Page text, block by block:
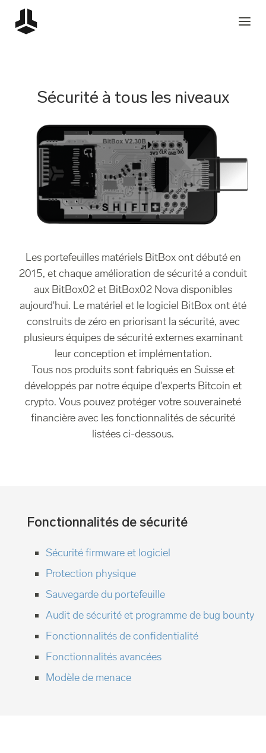
Sécurité à tous les niveaux
Les portefeuilles matériels BitBox ont débuté en
2015, et chaque amélioration de sécurité a conduit
aux BitBox02 et BitBox02 Nova disponibles
aujourd'hui. Le matériel et le logiciel BitBox ont été
construits de zéro en priorisant la sécurité, avec
plusieurs équipes de sécurité externes examinant
leur conception et implémentation.
Tous nos produits sont fabriqués en Suisse et
développés par notre équipe d'experts Bitcoin et
crypto. Vous pouvez protéger votre souveraineté
financière avec les fonctionnalités de sécurité
listées ci-dessous.
Fonctionnalités de sécurité
Sécurité firmware et logiciel
Protection physique
Sauvegarde du portefeuille
Audit de sécurité et programme de bug bounty
Fonctionnalités de confidentialité
Fonctionnalités avancées
Modèle de menace